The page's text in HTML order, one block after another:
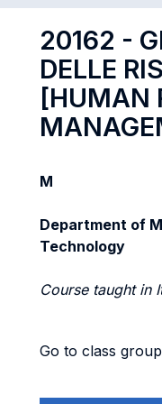
20162 -
DELLE
[HUMAN
M
Department of
Technology
Course taught in
Go to class